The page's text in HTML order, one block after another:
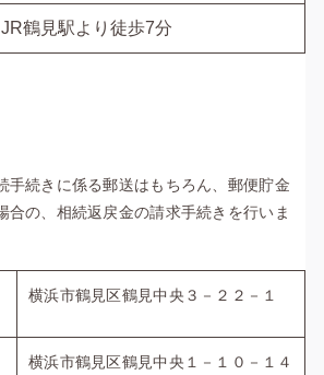
JR鶴見駅より徒歩7分
手続きに係る郵送はもちろん、郵便貯金
合の、相続返戻金の請求手続きを行いま
横浜市鶴見区鶴見中央３－２２－１
横浜市鶴見区鶴見中央１－１０－１４